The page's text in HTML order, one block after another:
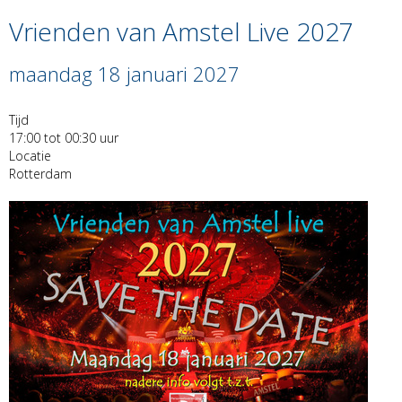
Vrienden van Amstel Live 2027
maandag 18 januari 2027
Tijd
17:00 tot 00:30 uur
Locatie
Rotterdam